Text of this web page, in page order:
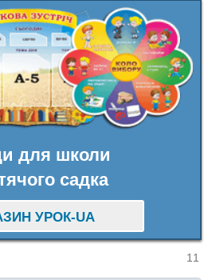
для школи
садка
УРОК-UA
11